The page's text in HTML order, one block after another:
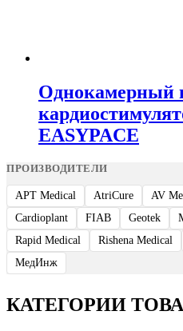
Однокамерный
EASYPACE
ПРОИЗВОДИТЕЛИ
APT Medical AtriCure AV
Cardioplant
FIAB Geotek
Rapid Medical
Rishena Medical
МедИнж
КАТЕГОРИИ